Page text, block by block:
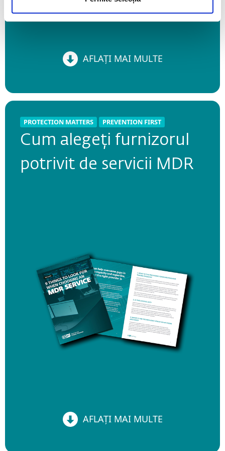
AFLAȚI MAI MULTE
PROTECTION MATTERS PREVENTION FIRST
Cum alegeți furnizorul
potrivit de servicii MDR
AFLAȚI MAI MULTE
PROTECTION MATTERS PREVENTION FIRST
Ghid pentru dezvoltarea
unui business rezilient
AFLAȚI MAI MULTE